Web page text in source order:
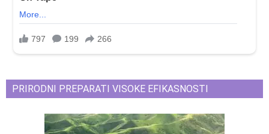
PRIRODNI PREPARATI VISOKE EFIKASNOSTI